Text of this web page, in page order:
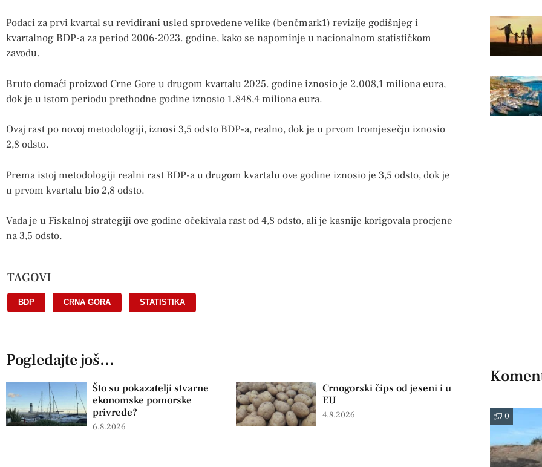
Podaci za prvi kvartal su revidirani usled sprovedene velike (benčmark1) revizije godišnjeg i
kvartalnog BDP-a za period 2006-2023. godine, kako se napominje u nacionalnom statističkom
zavodu.
Bruto domaći proizvod Crne Gore u drugom kvartalu 2025. godine iznosio je 2.008,1 miliona eura,
dok je u istom periodu prethodne godine iznosio 1.848,4 miliona eura.
Ovaj rast po novoj metodologiji, iznosi 3,5 odsto BDP-a, realno, dok je u prvom tromjesečju iznosio
2,8 odsto.
Prema istoj metodologiji realni rast BDP-a u drugom kvartalu ove godine iznosio je 3,5 odsto, dok je
u prvom kvartalu bio 2,8 odsto.
Vada je u Fiskalnoj strategiji ove godine očekivala rast od 4,8 odsto, ali je kasnije korigovala procjene
na 3,5 odsto.
TAGOVI
BDP CRNA GORA STATISTIKA
Pogledajte još...
Što su pokazatelji stvarne
ekonomske pomorske
privrede?
6.8.2026
Crnogorski čips od jeseni i u
EU
4.8.2026 0